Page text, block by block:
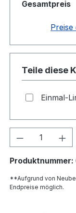
Gesamtpreis
Teile diese
Einmal-
Produkt
Produktnummer:
**Aufgrund von
Endpreise möglich.